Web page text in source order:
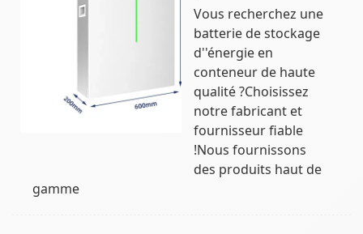
Vous recherchez une
batterie de stockage
d''énergie en
conteneur de haute
qualité ?Choisissez
notre fabricant et
fournisseur fiable
!Nous fournissons
des produits haut de
gamme